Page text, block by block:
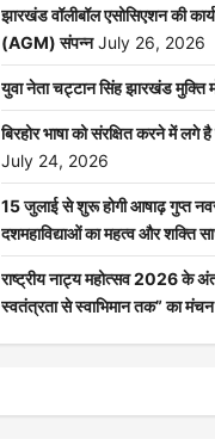
झारखंड वॉलीबॉल एसोसिएशन की
(AGM) संपन्न July 26, 2026
युवा नेता चट्टान सिंह झारखंड मुक्ति
बिरहोर भाषा को संरक्षित करने में लगे है
July 24, 2026
15 जुलाई से शुरू होगी आषाढ़ गुप्त
दशमहाविद्याओं का महत्व और शक्ति
राष्ट्रीय नाट्य महोत्सव 2026 के
स्वतंत्रता से स्वाभिमान तक” का मंचन